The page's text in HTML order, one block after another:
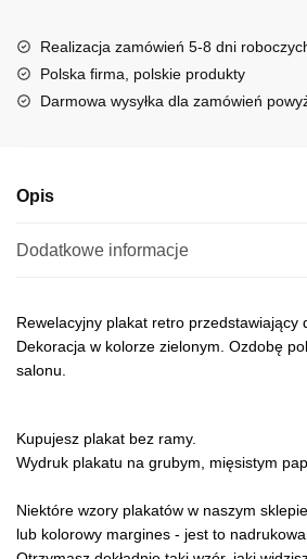
a
t
i
Realizacja zamówień 5-8 dni
Polska firma, polskie produkty
Darmowa wysyłka dla zamówień
Opis
Dodatkowe informacje
Rewelacyjny plakat retro przedstawiający
Dekoracja w kolorze zielonym. Ozdobę
salonu.
Kupujesz plakat bez ramy.
Wydruk plakatu na grubym, mięsistym
Niektóre wzory plakatów w naszym
lub kolorowy margines - jest to